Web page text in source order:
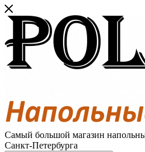
Самый большой магазин
Санкт-Петербурга